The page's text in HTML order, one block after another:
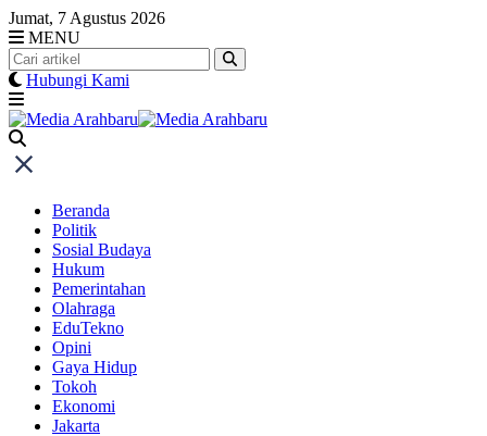
Skip
to
content
Jumat, 7 Agustus 2026
MENU
Hubungi Kami
Beranda
Politik
Sosial Budaya
Hukum
Pemerintahan
Olahraga
EduTekno
Opini
Gaya Hidup
Tokoh
Ekonomi
Jakarta